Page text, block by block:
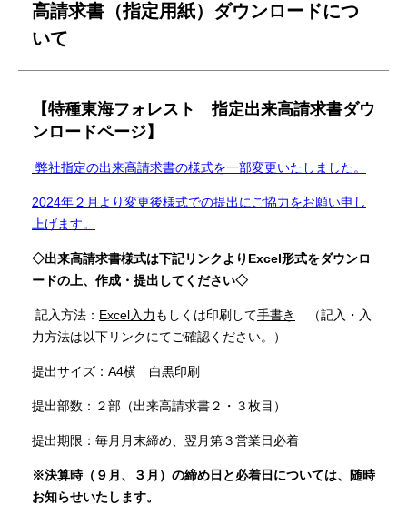
送迎バス
施設予約
よくあるご質問
お問い合わせ
サイトマップ サイトポリシー
高請求書（指定用紙）ダウンロードにつ
いて
【特種東海フォレスト 指定出来高請求書ダウ
ンロードページ】
弊社指定の出来高請求書の様式を一部変更いたしました。
2024年２月より変更後様式での提出にご協力をお願い申し
上げます。
◇出来高請求書様式は下記リンクよりExcel形式をダウンロ
ードの上、作成・提出してください◇
記入方法： Excel入力 もしくは印刷して手書き
（記入・入
力方法は以下リンクにてご確認ください。）
提出サイズ：A4横 白黒印刷
提出部数：２部（出来高請求書２・３枚目）
提出期限：毎月月末締め、翌月第３営業日必着
※決算時（９月、３月）の締め日と必着日については、随時
お知らせいたします。